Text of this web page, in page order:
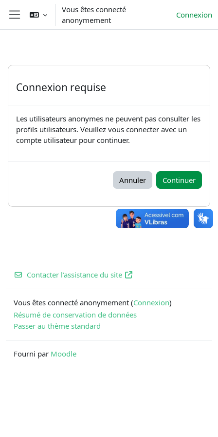
Passer au contenu principal
Panneau latéral
Vous êtes connecté
anonymement
Connexion
Connexion requise
Les utilisateurs anonymes ne peuvent pas consulter les
profils utilisateurs. Veuillez vous connecter avec un
compte utilisateur pour continuer.
Annuler Continuer
Contacter l’assistance du site
Vous êtes connecté anonymement (Connexion)
Résumé de conservation de données
Passer au thème standard
Fourni par Moodle